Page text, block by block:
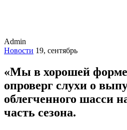
Admin
Новости 19, сентябрь
«Мы в хорошей
опроверг слухи о
облегченного шасси
часть сезона.